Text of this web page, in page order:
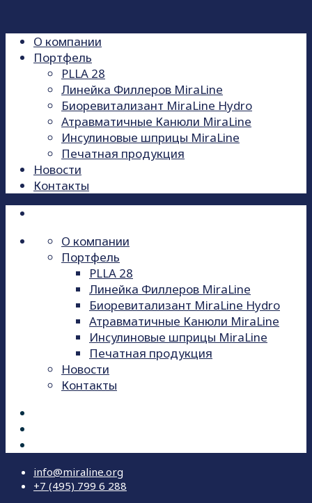
О компании
Портфель
PLLA 28
Линейка Филлеров MiraLine
Биоревитализант MiraLine Hydro
Атравматичные Канюли MiraLine
Инсулиновые шприцы MiraLine
Печатная продукция
Новости
Контакты
О компании
Портфель
PLLA 28
Линейка Филлеров MiraLine
Биоревитализант MiraLine Hydro
Атравматичные Канюли MiraLine
Инсулиновые шприцы MiraLine
Печатная продукция
Новости
Контакты
info@miraline.org
+7 (495) 799 6 288